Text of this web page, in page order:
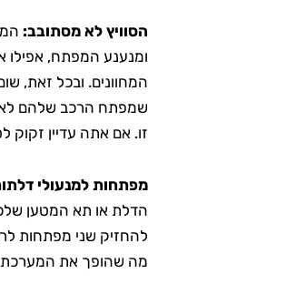
הסוויץ לא מסתובב:
ומנענע המפתח,
המחוונים. ובכל זאת,
שמפתח הרכב שלהם לא
זו. אם אתה עדיין זקוק
מפתחות למנעולי
הדלת או תא המטען
להחזיק שני מפתחות
מה שהופך את